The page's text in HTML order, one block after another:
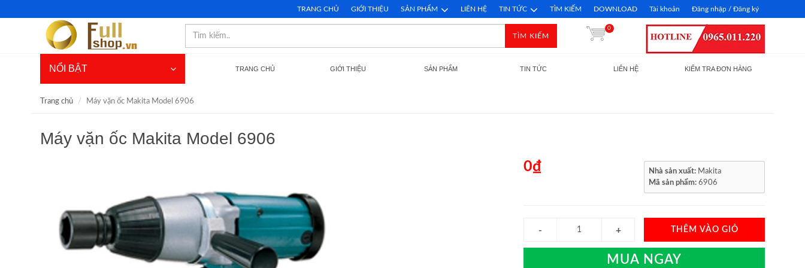
TRANG CHỦ GIỚI THIỆU SẢN PHẨM LIÊN HỆ TIN TỨC TÌM KIẾM DOWNLOAD Tài khoản Đăng nhập / Đăng ký
TÌM KIẾM
0
NỔI BẬT TRANG CHỦ GIỚI THIỆU SẢN PHẨM TIN TỨC LIÊN HỆ KIỂM TRA ĐƠN HÀNG
Trang chủ Máy vặn ốc Makita Model 6906
Máy vặn ốc Makita Model 6906
0₫ Nhà sản xuất: Makita
Mã sản phẩm:6906
THÊM VÀO GIỎ
MUA NGAY